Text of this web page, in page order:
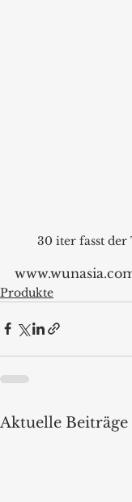
30 iter fasst der
Produkte
Aktuelle Beiträge